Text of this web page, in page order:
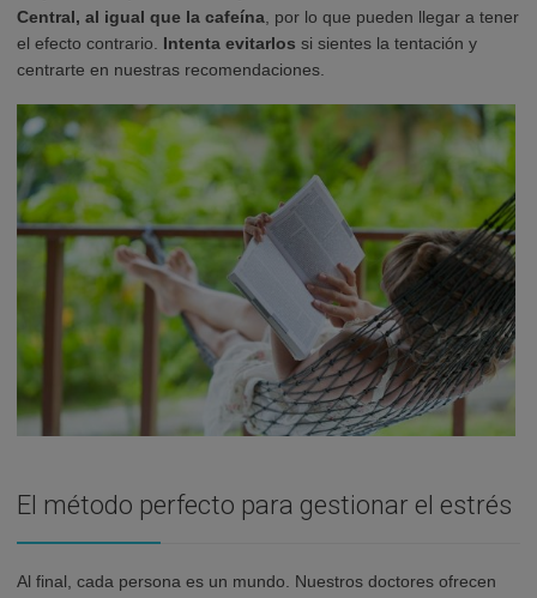
Central, al igual que la cafeína , por lo que pueden llegar a tener
el efecto contrario. Intenta evitarlos si sientes la tentación y
centrarte en nuestras recomendaciones.
El método perfecto para gestionar el estrés
Al final, cada persona es un mundo. Nuestros doctores ofrecen